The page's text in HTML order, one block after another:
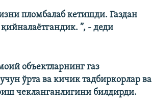
пломбалаб кетишди. Газдан
”, - деди
объектларнинг газ
ўрта ва кичик тадбиркорлар ва
чекланганлигини билдирди.